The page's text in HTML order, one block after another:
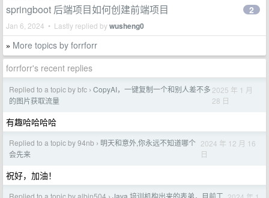
springboot 后端项目如何创建前端项目
Jan 6, 2024 • Lastly replied bywusheng0
2
» More topics by forrforr
forrforr's recent replies
Replied to a topic by bfc › CopyAI，一键复制一个和别人差不多
的图片获取流量
2025 年 1 月
28 日
有趣哈哈哈哈
Replied to a topic by 94nb › 明天和意外,你永远不知道哪个
会先来
2024 年 12 月 16
日
祝好，加油！
Replied to a topic by albin504 Java 培训机构出来的表弟，目前工